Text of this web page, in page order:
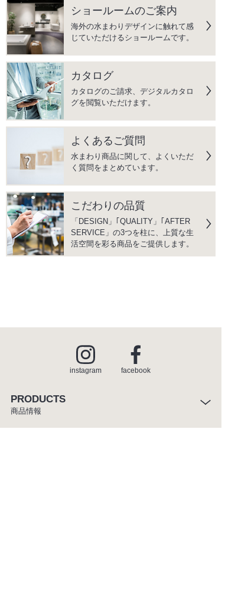
ショールームのご案内
海外の水まわりデザインに触れて感
じていただけるショールームです。
カタログ
カタログのご請求、デジタルカタロ
グを閲覧いただけます。
よくあるご質問
水まわり商品に関して、よくいただ
く質問をまとめています。
こだわりの品質
「DESIGN」｢QUALITY」｢AFTER
SERVICE」の3つを柱に、上質な生
活空間を彩る商品をご提供します。
instagram facebook
PRODUCTS
商品情報